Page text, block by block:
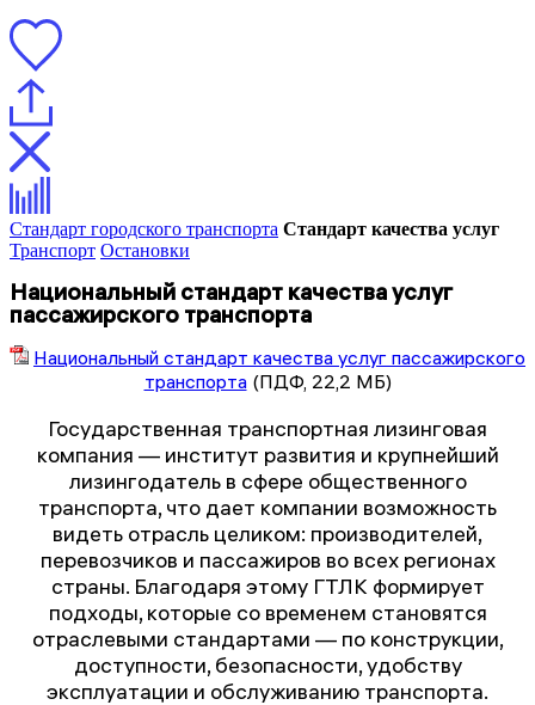
Стандарт городского транспорта Стандарт качества услуг
Транспорт Остановки
Национальный стандарт качества услуг
пассажирского транспорта
Национальный стандарт качества услуг пассажирского
транспорта (ПДФ, 22,2 МБ)
Государственная транспортная лизинговая
компания — институт развития и крупнейший
лизингодатель в сфере общественного
транспорта, что дает компании возможность
видеть отрасль целиком: производителей,
перевозчиков и пассажиров во всех регионах
страны. Благодаря этому ГТЛК формирует
подходы, которые со временем становятся
отраслевыми стандартами — по конструкции,
доступности, безопасности, удобству
эксплуатации и обслуживанию транспорта.